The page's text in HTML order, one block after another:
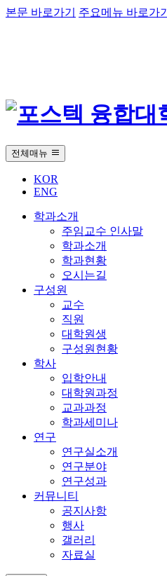
본문 바로가기 주요메뉴 바로가기
전체매뉴
KOR
ENG
학과소개
주임교수 인사말
학과소개
학과현황
오시는길
구성원
교수
직원
대학원생
구성원현황
학사
입학안내
대학원과정
교과과정
학과세미나
연구
연구실소개
연구분야
연구성과
커뮤니티
공지사항
행사
갤러리
자료실